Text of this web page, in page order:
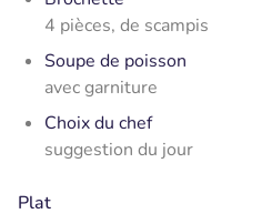
4 pièces, de scampis
Soupe de poisson
avec garniture
Choix du chef
suggestion du jour
Plat